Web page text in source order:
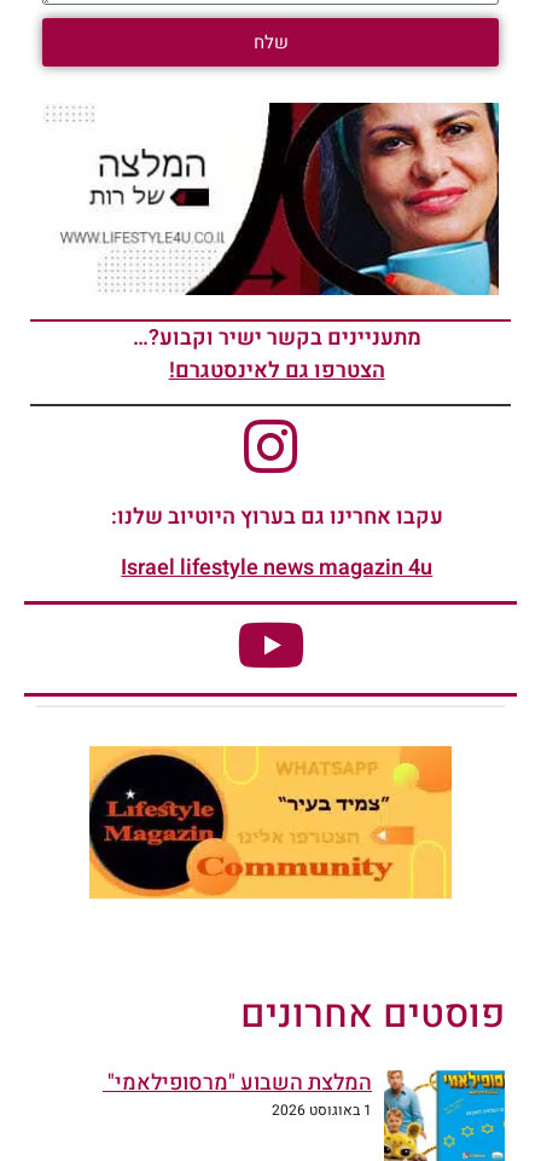
שלח
מתעניינים בקשר ישיר וקבוע?…
הצטרפו גם לאינסטגרם!
עקבו אחרינו גם בערוץ היוטיוב שלנו:
Israel lifestyle news magazin 4u
פוסטים אחרונים
המלצת השבוע "מרסופילאמי"
1 באוגוסט 2026